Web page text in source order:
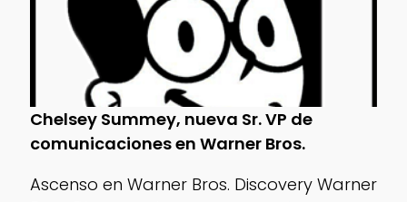
Chelsey Summey, nueva Sr. VP de
comunicaciones en Warner Bros.
Ascenso en Warner Bros. Discovery Warner